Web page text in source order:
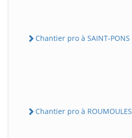
Chantier pro à SAINT-PONS
Chantier pro à ROUMOULES